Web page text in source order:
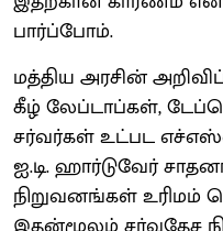
பார்ப்போம்.
மத்திய அரசின்
கீழ் லேப்டாப்கள்,
சர்வர்கள் உட்பட
ஐ.டி. ஹார்டுவேர்
நிறுவனங்கள் உரிமம்